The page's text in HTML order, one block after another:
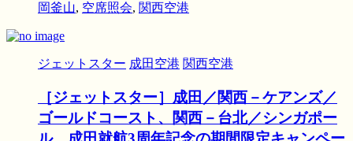
岡釜山, 空席照会, 関西空港
ジェットスター 成田空港 関西空港
［ジェットスター］成田／関西－ケアンズ／
ゴールドコースト、関西－台北／シンガポー